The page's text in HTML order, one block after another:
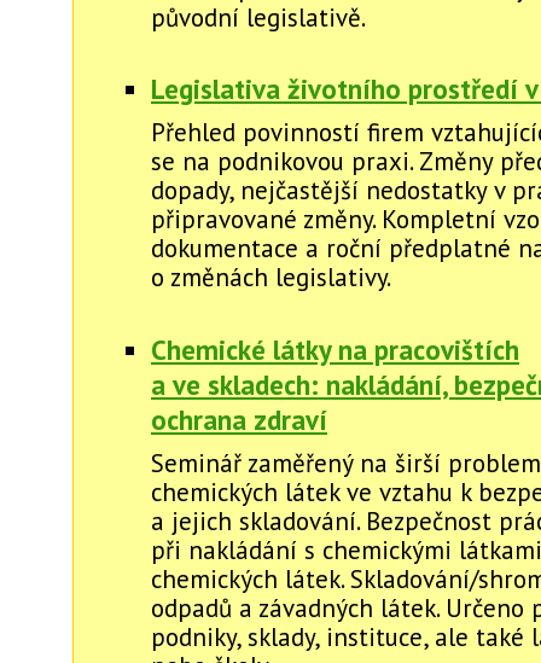
původní legislativě.
Legislativa životního prostředí
Přehled povinností firem
se na podnikovou praxi. Změny
dopady, nejčastější nedostatky v
připravované změny. Kompletní
dokumentace a roční předplatné
o změnách legislativy.
Chemické látky na pracovištích
a ve skladech: nakládání,
ochrana zdraví
Seminář zaměřený na širší
chemických látek ve vztahu k
a jejich skladování. Bezpečnost
při nakládání s chemickými
chemických látek. Skladování/
odpadů a závadných látek. Určeno
podniky, sklady, instituce, ale také